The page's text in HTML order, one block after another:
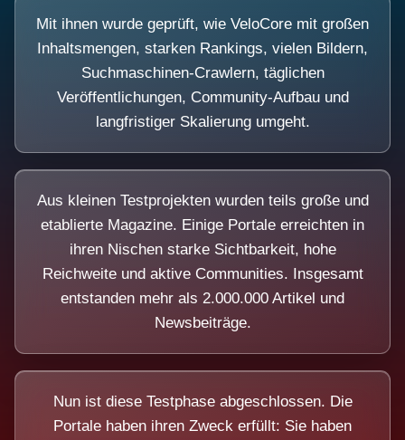
Mit ihnen wurde geprüft, wie VeloCore mit großen
Inhaltsmengen, starken Rankings, vielen Bildern,
Suchmaschinen-Crawlern, täglichen
Veröffentlichungen, Community-Aufbau und
langfristiger Skalierung umgeht.
Aus kleinen Testprojekten wurden teils große und
etablierte Magazine. Einige Portale erreichten in
ihren Nischen starke Sichtbarkeit, hohe
Reichweite und aktive Communities. Insgesamt
entstanden mehr als 2.000.000 Artikel und
Newsbeiträge.
Nun ist diese Testphase abgeschlossen. Die
Portale haben ihren Zweck erfüllt: Sie haben